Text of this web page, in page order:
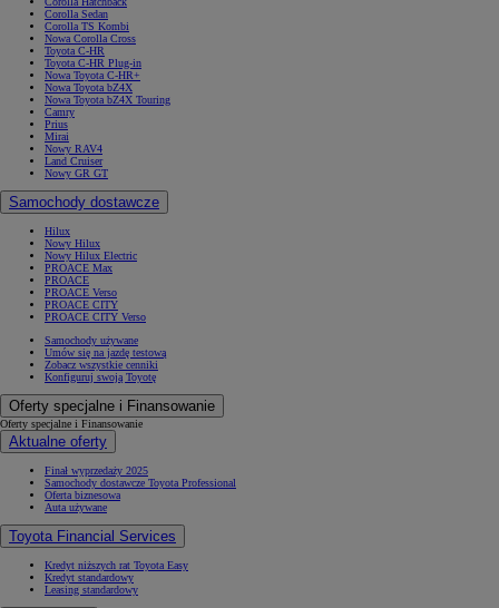
Corolla Sedan
Corolla TS Kombi
Nowa Corolla Cross
Toyota C-HR
Toyota C-HR Plug-in
Nowa Toyota C-HR+
Nowa Toyota bZ4X
Nowa Toyota bZ4X Touring
Camry
Prius
Mirai
Nowy RAV4
Land Cruiser
Nowy GR GT
Samochody dostawcze
Hilux
Nowy Hilux
Nowy Hilux Electric
PROACE Max
PROACE
PROACE Verso
PROACE CITY
PROACE CITY Verso
Samochody używane
Umów się na jazdę testową
Zobacz wszystkie cenniki
Konfiguruj swoją Toyotę
Oferty specjalne i Finansowanie
Oferty specjalne i Finansowanie
Aktualne oferty
Finał wyprzedaży 2025
Samochody dostawcze Toyota Professional
Oferta biznesowa
Auta używane
Toyota Financial Services
Kredyt niższych rat Toyota Easy
Kredyt standardowy
Leasing standardowy